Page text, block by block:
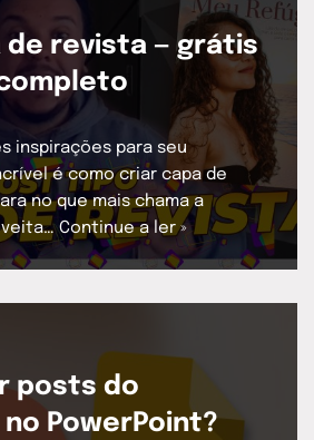
de revista — grátis
inspirações para seu
é como criar capa de
no que mais chama a
Continue a ler »
posts do
PowerPoint?